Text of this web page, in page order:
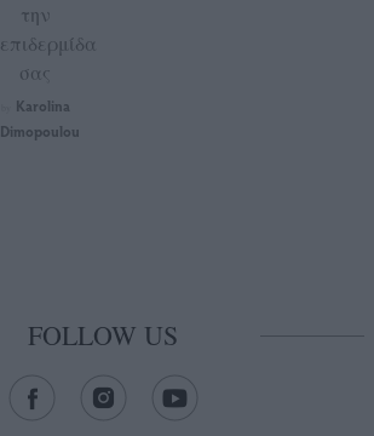
την
επιδερμίδα
σας
Karolina
Dimopoulou
FOLLOW US